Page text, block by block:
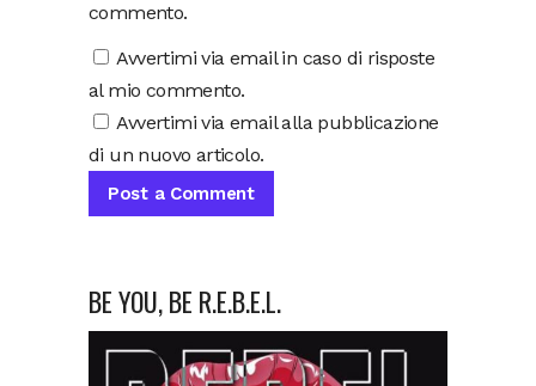
commento.
Avvertimi via email in caso di risposte
al mio commento.
Avvertimi via email alla pubblicazione
di un nuovo articolo.
BE YOU, BE R.E.B.E.L.